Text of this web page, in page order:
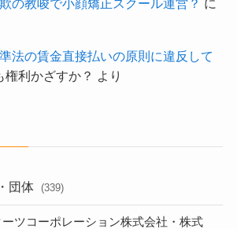
の教唆で小顔矯正スクール運営？ に
法の賃金直接払いの原則に違反して
権利かざすか？ より
団体 (339)
ツコーポレーション株式会社・株式